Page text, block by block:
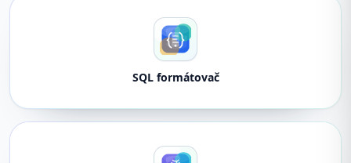
SQL formátovač